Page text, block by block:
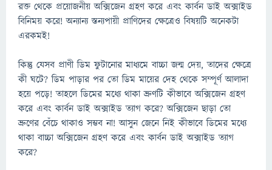
রক্ত থেকে প্রয়োজনীয় অক্সিজেন গ্রহণ করে এবং কার্বন ডাই অক্সাইড
বিনিময় করে! অন্যান্য স্তন্যপায়ী প্রাণিদের ক্ষেত্রেও বিষয়টি অনেকটা
এরকমই!
কিন্তু যেসব প্রাণী ডিম ফুটানোর মাধ্যমে বাচ্চা জন্ম দেয়, তাদের ক্ষেত্রে
কী ঘটে? ডিম পাড়ার পর তো ডিম মায়ের দেহ থেকে সম্পূর্ণ আলাদা
হয়ে পড়ে! তাহলে ডিমের মধ্যে থাকা ভ্রুণটি কীভাবে অক্সিজেন গ্রহণ
করে এবং কার্বন ডাই অক্সাইড ত্যাগ করে? অক্সিজেন ছাড়া তো
ভ্রুণের বেঁচে থাকাও সম্ভব না! আসুন জেনে নিই কীভাবে ডিমের মধ্যে
থাকা বাচ্চা অক্সিজেন গ্রহণ করে এবং কার্বন ডাই অক্সাইড ত্যাগ
করে?